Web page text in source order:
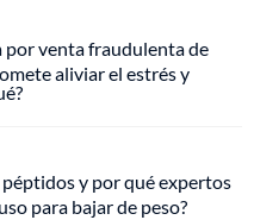
por venta fraudulenta de
aliviar el estrés y
péptidos y por qué expertos
para bajar de peso?